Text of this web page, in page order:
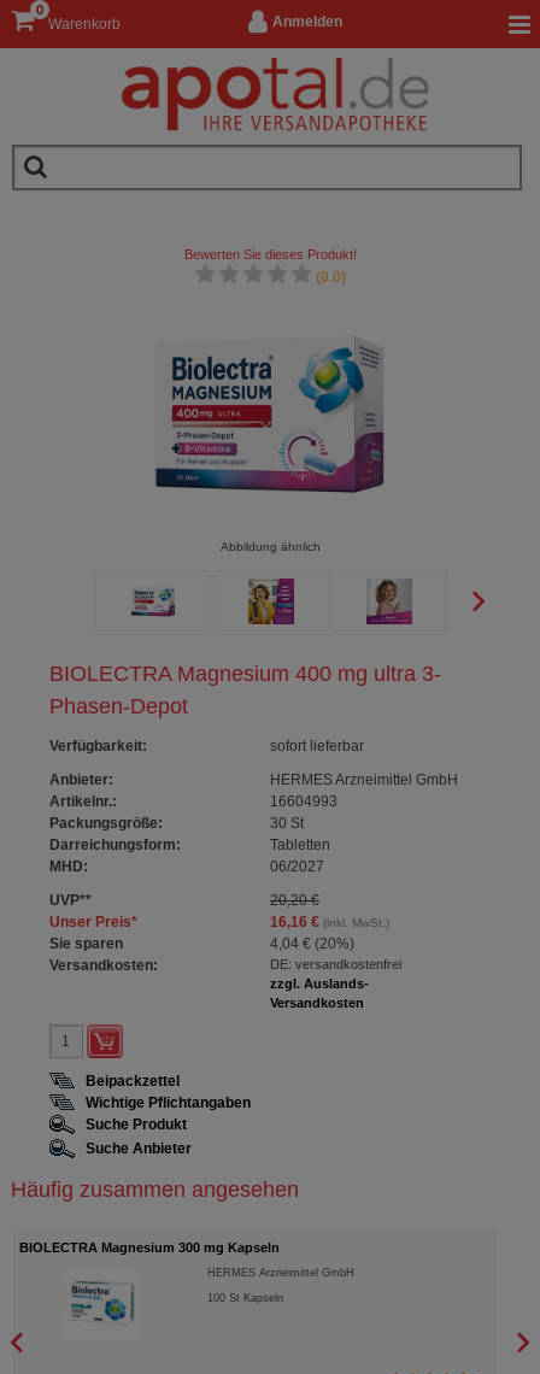
Anmelden
Warenkorb
0
BIOLECTRA Magnesium 400 mg ultra 3-
Phasen-Depot
Verfügbarkeit:
sofort lieferbar
Anbieter:
HERMES Arzneimittel GmbH
Artikelnr.:
16604993
Packungsgröße:
30 St
Darreichungsform:
Tabletten
MHD:
06/2027
UVP**
20,20 €
Unser Preis* 16,16 €(inkl. MwSt.)
Sie sparen 4,04 € (20%)
Versandkosten:
DE: versandkostenfrei
zzgl. Auslands-
Versandkosten
Bewerten Sie dieses Produkt!
(0.0)
Abbildung ähnlich
Beipackzettel
Wichtige Pflichtangaben
Suche Produkt
Suche Anbieter
Häufig zusammen angesehen
BIOLECTRA Magnesium 300 mg Kapseln
HERMES Arzneimittel GmbH
100St Kapseln